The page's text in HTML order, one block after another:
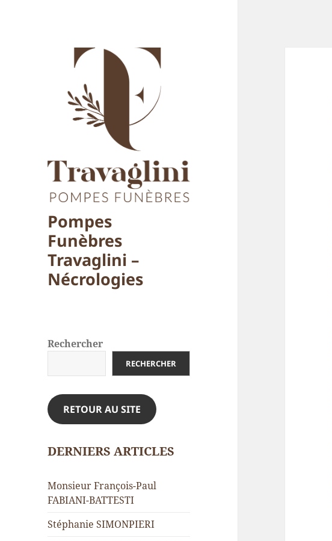
Pompes
Funèbres
Travaglini –
Nécrologies
Rechercher
RECHERCHER
RETOUR AU SITE
DERNIERS ARTICLES
Monsieur François-Paul
FABIANI-BATTESTI
Stéphanie SIMONPIERI